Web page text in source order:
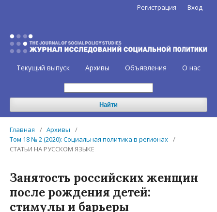
Текущий выпуск Архивы Объявления О нас
Найти
Регистрация Вход
Главная / Архивы
/
Том 18 № 2 (2020): Социальная политика в регионах /
СТАТЬИ НА РУССКОМ ЯЗЫКЕ
Занятость российских женщин
после рождения детей:
стимулы и барьеры